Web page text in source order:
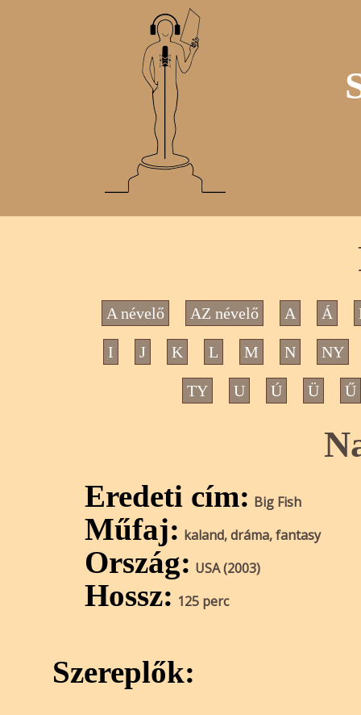
A névelő AZ névelő A Á
I J K L M N NY
TY U Ú Ü Ű
Eredeti cím: Big Fish
Műfaj: kaland, dráma, fantasy
Ország: USA (2003)
Hossz: 125 perc
Szereplők: